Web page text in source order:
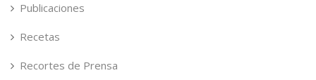
Publicaciones
Recetas
Recortes de Prensa